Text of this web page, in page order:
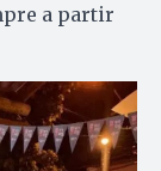
a partir